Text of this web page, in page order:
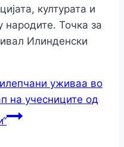
културата и
народите. Точка за
Илинденски
уживаа во
на учесниците од